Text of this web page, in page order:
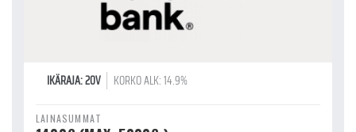
IKÄRAJA: 20V KORKO ALK: 14.9%
LAINASUMMAT